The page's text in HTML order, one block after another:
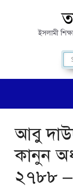
ইসলামী
আবু
কানুন
২৭৮৮